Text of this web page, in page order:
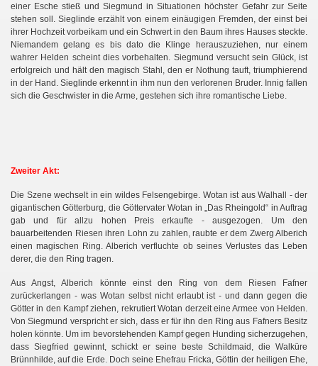
einer Esche stieß und Siegmund in Situationen höchster Gefahr zur Seite
stehen soll. Sieglinde erzählt von einem einäugigen Fremden, der einst bei
ihrer Hochzeit vorbeikam und ein Schwert in den Baum ihres Hauses steckte.
Niemandem gelang es bis dato die Klinge herauszuziehen, nur einem
wahrer Helden scheint dies vorbehalten. Siegmund versucht sein Glück, ist
erfolgreich und hält den magisch Stahl, den er Nothung tauft, triumphierend
in der Hand. Sieglinde erkennt in ihm nun den verlorenen Bruder. Innig fallen
sich die Geschwister in die Arme, gestehen sich ihre romantische Liebe.
Zweiter Akt:
Die Szene wechselt in ein wildes Felsengebirge. Wotan ist aus Walhall - der
gigantischen Götterburg, die Göttervater Wotan in „Das Rheingold“ in Auftrag
gab und für allzu hohen Preis erkaufte - ausgezogen. Um den
bauarbeitenden Riesen ihren Lohn zu zahlen, raubte er dem Zwerg Alberich
einen magischen Ring. Alberich verfluchte ob seines Verlustes das Leben
derer, die den Ring tragen.
Aus Angst, Alberich könnte einst den Ring von dem Riesen Fafner
zurückerlangen - was Wotan selbst nicht erlaubt ist - und dann gegen die
Götter in den Kampf ziehen, rekrutiert Wotan derzeit eine Armee von Helden.
Von Siegmund verspricht er sich, dass er für ihn den Ring aus Fafners Besitz
holen könnte. Um im bevorstehenden Kampf gegen Hunding sicherzugehen,
dass Siegfried gewinnt, schickt er seine beste Schildmaid, die Walküre
Brünnhilde, auf die Erde. Doch seine Ehefrau Fricka, Göttin der heiligen Ehe,